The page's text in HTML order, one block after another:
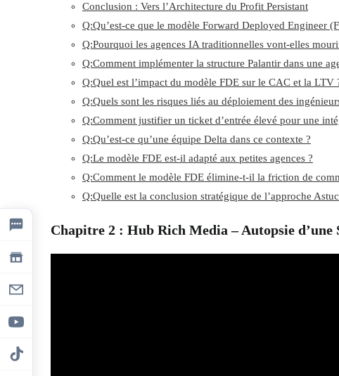
Conclusion : Vers l’Architecture du Profit Persistant
Q:Qu’est-ce que le modèle Forward Deployed Engineer
Q:Pourquoi les agences IA traditionnelles vont-elles
Q:Comment implémenter la structure Palantir dans une
Q:Quel est l’impact du modèle FDE sur le CAC et la LTV
Q:Quels sont les risques liés au déploiement des
Q:Comment justifier un ticket d’entrée élevé pour une
Q:Qu’est-ce qu’une équipe Delta dans ce contexte ?
Q:Le modèle FDE est-il adapté aux petites agences ?
Q:Comment le modèle FDE élimine-t-il la friction de
Q:Quelle est la conclusion stratégique de l’approche
Chapitre 2 : Hub Rich Media – Autopsie